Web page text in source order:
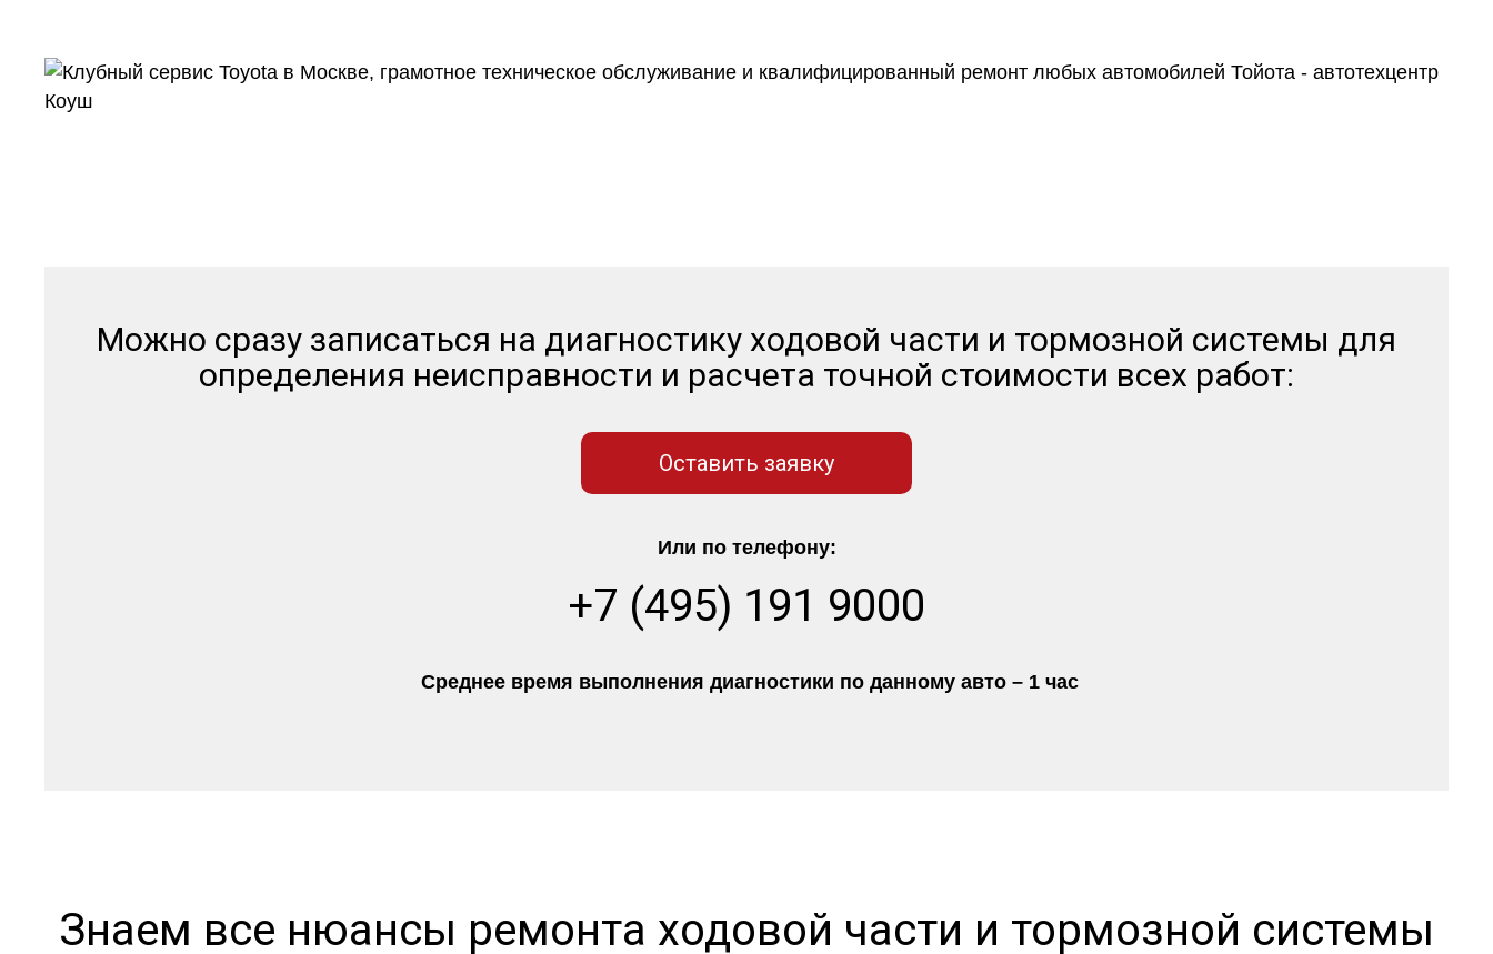
Можно сразу записаться на диагностику ходовой части и тормозной системы для
определения неисправности и расчета точной стоимости всех работ:
Оставить заявку
Или по телефону:
+7 (495) 191 9000
Среднее время выполнения диагностики по данному авто – 1 час
Знаем все нюансы ремонта ходовой части и тормозной системы